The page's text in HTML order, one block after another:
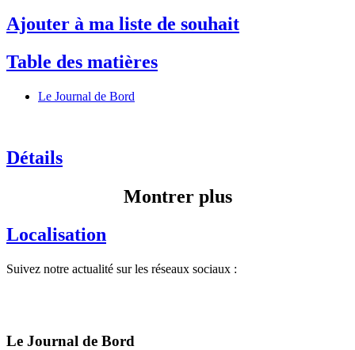
Ajouter à ma liste de souhait
Table des matières
Le Journal de Bord
Détails
Montrer plus
Localisation
Suivez notre actualité sur les réseaux sociaux :
Le Journal de Bord